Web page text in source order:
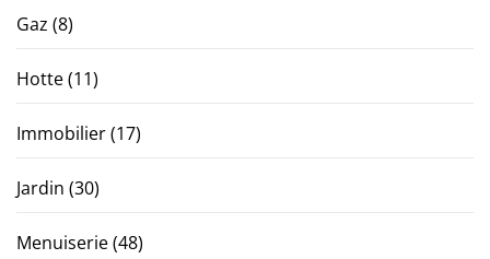
Gaz (8)
Hotte(11)
Immobilier(17)
Jardin (30)
Menuiserie(48)